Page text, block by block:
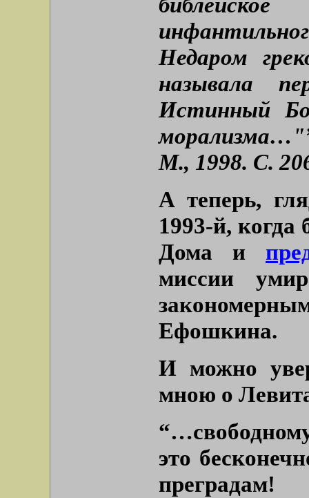
Недаром
называла
Истинный
М., 1998. С.
А теперь,
1993-й, когда
Дома и
миссии
Ефошкина.
И можно
мною о
это
преградам!